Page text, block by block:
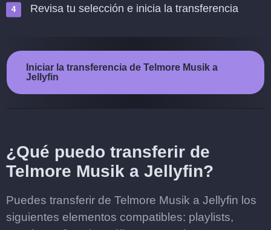
Revisa tu selección e inicia la transferencia
Iniciar la transferencia de Telmore Musik a
Jellyfin
¿Qué puedo transferir de
Telmore Musik a Jellyfin?
Puedes transferir de Telmore Musik a Jellyfin los
siguientes elementos compatibles: playlists,